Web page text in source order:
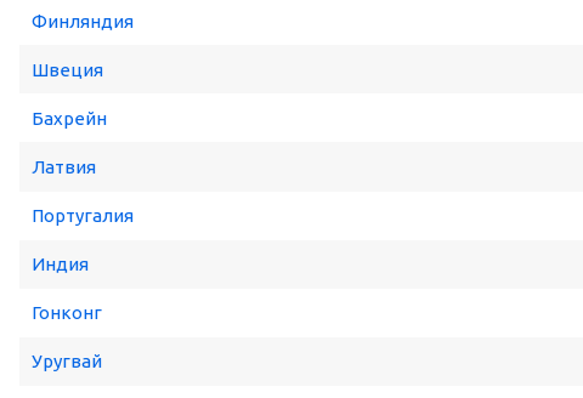
Финляндия
Швеция
Бахрейн
Латвия
Португалия
Индия
Гонконг
Уругвай